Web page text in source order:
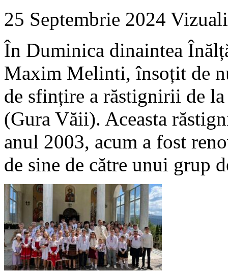
25 Septembrie 2024
În Duminica dinaintea
Maxim Melinti, însoțit de
de sfințire a răstignirii de
(Gura Văii). Aceasta
anul 2003, acum a fost
de sine de către unui grup